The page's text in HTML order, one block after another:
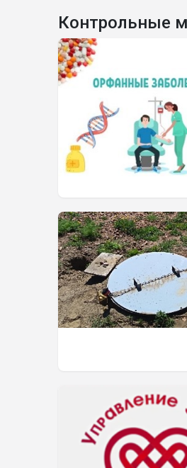
Контрольные